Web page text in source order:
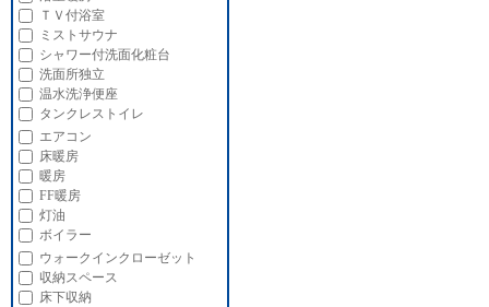
ＴＶ付浴室
ミストサウナ
シャワー付洗面化粧台
洗面所独立
温水洗浄便座
タンクレストイレ
エアコン
床暖房
暖房
FF暖房
灯油
ボイラー
ウォークインクローゼット
収納スペース
床下収納